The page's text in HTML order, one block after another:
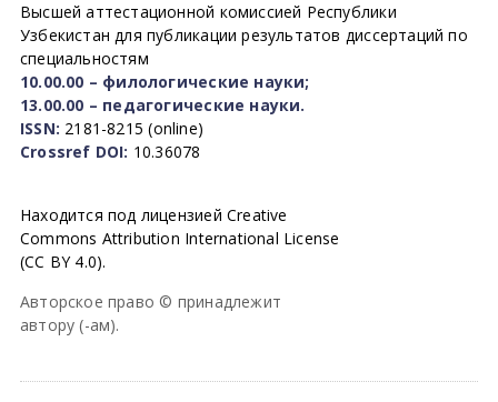
Высшей аттестационной комиссией Республики
Узбекистан для публикации результатов диссертаций по
специальностям
10.00.00 – филологические науки;
13.00.00 – педагогические науки.
ISSN: 2181-8215 (online)
Crossref DOI: 10.36078
Находится под лицензией Creative
Commons Attribution International License
(CC BY 4.0).
Авторское право © принадлежит
автору (-ам).